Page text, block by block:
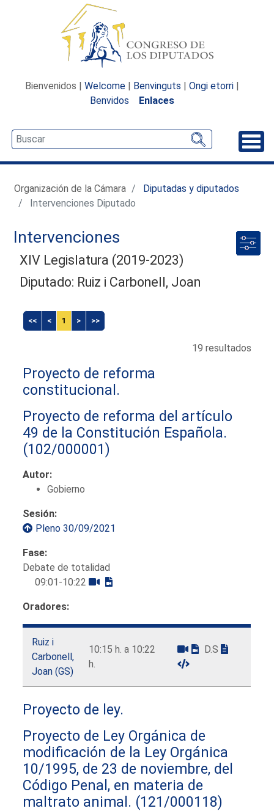
Bienvenidos | Welcome | Benvinguts | Ongi etorri |
Benvidos
Enlaces
Organización de la Cámara
Diputadas y diputados
Intervenciones Diputado
Intervenciones
XIV Legislatura (2019-2023)
Diputado: Ruiz i Carbonell, Joan
<< < 1 > >>
19 resultados
Proyecto de reforma
constitucional.
Proyecto de reforma del artículo
49 de la Constitución Española.
(102/000001)
Autor:
Gobierno
Sesión:
Pleno 30/09/2021
Fase:
Debate de totalidad
09:01-10:22
Oradores:
Ruiz i
Carbonell,
Joan (GS)
10:15 h. a 10:22
h.
D.S
Proyecto de ley.
Proyecto de Ley Orgánica de
modificación de la Ley Orgánica
10/1995, de 23 de noviembre, del
Código Penal, en materia de
maltrato animal. (121/000118)